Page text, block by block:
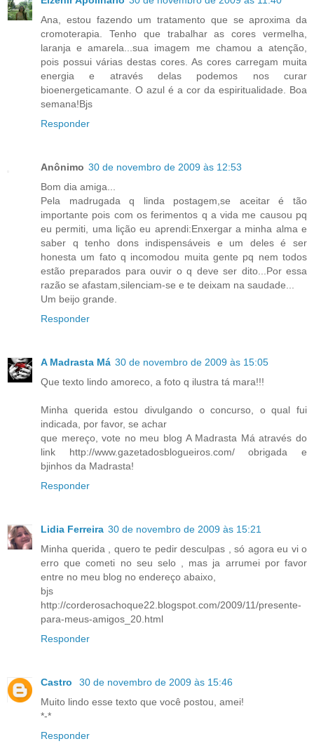
Ana, estou fazendo um tratamento que se aproxima da
cromoterapia. Tenho que trabalhar as cores vermelha,
laranja e amarela...sua imagem me chamou a atenção,
pois possui várias destas cores. As cores carregam muita
energia e através delas podemos nos curar
bioenergeticamante. O azul é a cor da espiritualidade. Boa
semana!Bjs
Responder
Anônimo 30 de novembro de 2009 às 12:53
Bom dia amiga...
Pela madrugada q linda postagem,se aceitar é tão
importante pois com os ferimentos q a vida me causou pq
eu permiti, uma lição eu aprendi:Enxergar a minha alma e
saber q tenho dons indispensáveis e um deles é ser
honesta um fato q incomodou muita gente pq nem todos
estão preparados para ouvir o q deve ser dito...Por essa
razão se afastam,silenciam-se e te deixam na saudade...
Um beijo grande.
Responder
A Madrasta Má 30 de novembro de 2009 às 15:05
Que texto lindo amoreco, a foto q ilustra tá mara!!!
Minha querida estou divulgando o concurso, o qual fui
indicada, por favor, se achar
que mereço, vote no meu blog A Madrasta Má através do
link http://www.gazetadosblogueiros.com/ obrigada e
bjinhos da Madrasta!
Responder
Lidia Ferreira 30 de novembro de 2009 às 15:21
Minha querida , quero te pedir desculpas , só agora eu vi o
erro que cometi no seu selo , mas ja arrumei por favor
entre no meu blog no endereço abaixo,
bjs
http://corderosachoque22.blogspot.com/2009/11/presente-
para-meus-amigos_20.html
Responder
Castro
30 de novembro de 2009 às 15:46
Muito lindo esse texto que você postou, amei!
*-*
Responder